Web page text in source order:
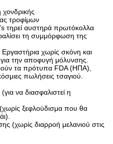
τροφίμων
τηρεί αυστηρά πρωτόκολλα
τη συμμόρφωση της
χωρίς σκόνη και
την αποφυγή μόλυνσης.
τα πρότυπα FDA (ΗΠΑ),
πωλήσεις τσαγιού.
να διασφαλιστεί η
ξεφλούδισμα που θα
(χωρίς διαρροή μελανιού στις